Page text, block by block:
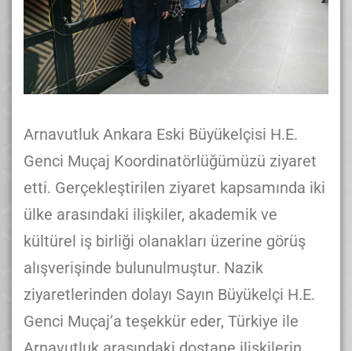
Arnavutluk Ankara Eski Büyükelçisi H.E.
Genci Muçaj Koordinatörlüğümüzü ziyaret
etti. Gerçekleştirilen ziyaret kapsamında iki
ülke arasındaki ilişkiler, akademik ve
kültürel iş birliği olanakları üzerine görüş
alışverişinde bulunulmuştur. Nazik
ziyaretlerinden dolayı Sayın Büyükelçi H.E.
Genci Muçaj’a teşekkür eder, Türkiye ile